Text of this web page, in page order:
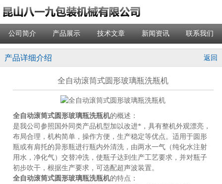
公司简介 产品展示 技术文章 新闻资讯 联系我们
产品详细介绍 返回
全自动滚筒式圆形玻璃瓶洗瓶机
全自动滚筒式圆形玻璃瓶洗瓶机的概述：
是我公司参照国外同类产品机型加以改进*，具有整机外观漂亮，
布局合理，机构简单，操作方便，生产稳定等优点。适用于圆形
瓶或有肩托的异形瓶进行瓶内外清洗，由两水一气（纯化水注射
用水，净化气）交替冲洗，使瓶子达到生产工艺要求，并对瓶子
初步吹干，根据生产要求，可选配超声波装置。
全自动滚筒式圆形玻璃瓶洗瓶机的特点：